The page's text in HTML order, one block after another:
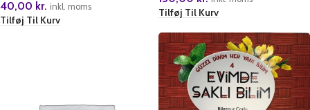
40,00 kr. inkl. moms
Tilføj Til Kurv
Tilføj Til Kurv